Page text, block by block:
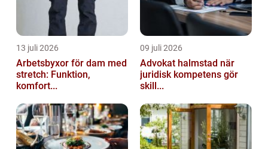
13 juli 2026
Arbetsbyxor för dam med
stretch: Funktion,
komfort...
09 juli 2026
Advokat halmstad när
juridisk kompetens gör
skill...